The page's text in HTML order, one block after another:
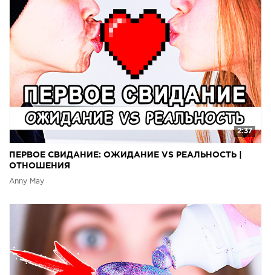
2:37
ПЕРВОЕ СВИДАНИЕ: ОЖИДАНИЕ VS РЕАЛЬНОСТЬ |
ОТНОШЕНИЯ
Anny May